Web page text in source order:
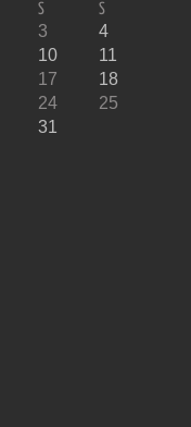
S S
3
4
10
11
17
18
24
25
31